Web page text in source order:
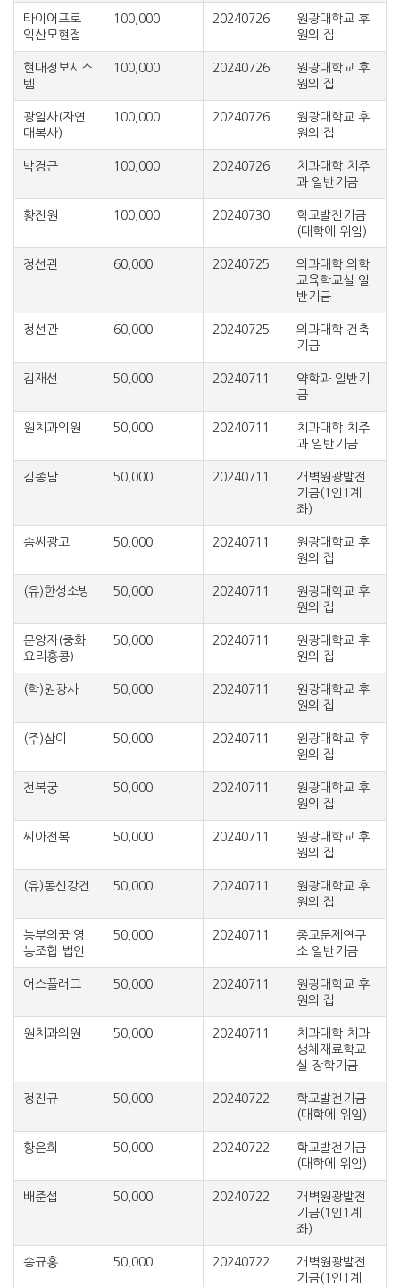
타이어프로
익산모현점
100,000 20240726
원광대학교 후
원의 집
현대정보시스
템
100,000 20240726
원광대학교 후
원의 집
광일사(자연
대복사)
100,000 20240726
원광대학교 후
원의 집
박경근 100,000 20240726
치과대학 치주
과 일반기금
황진원 100,000 20240730
학교발전기금
(대학에 위임)
정선관 60,000 20240725
의과대학 의학
교육학교실 일
반기금
정선관 60,000 20240725
의과대학 건축
기금
김재선 50,000 20240711
약학과 일반기
금
원치과의원 50,000 20240711
치과대학 치주
과 일반기금
김종남 50,000 20240711
개벽원광발전
기금(1인1계
좌)
솜씨광고 50,000 20240711
원광대학교 후
원의 집
(유)한성소방 50,000 20240711
원광대학교 후
원의 집
문양자(중화
요리홍콩)
50,000 20240711
원광대학교 후
원의 집
(학)원광사 50,000 20240711
원광대학교 후
원의 집
(주)삼이 50,000 20240711
원광대학교 후
원의 집
전복궁 50,000 20240711
원광대학교 후
원의 집
씨아전복 50,000 20240711
원광대학교 후
원의 집
(유)동신강건 50,000 20240711
원광대학교 후
원의 집
농부의꿈 영
농조합 법인
50,000 20240711
종교문제연구
소 일반기금
어스플러그 50,000 20240711
원광대학교 후
원의 집
원치과의원 50,000 20240711
치과대학 치과
생체재료학교
실 장학기금
정진규 50,000 20240722
학교발전기금
(대학에 위임)
황은희 50,000 20240722
학교발전기금
(대학에 위임)
배준섭 50,000 20240722
개벽원광발전
기금(1인1계
좌)
송규홍 50,000 20240722
개벽원광발전
기금(1인1계